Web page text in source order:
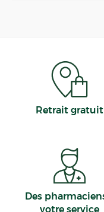
Retrait gratuit
Des
votre service